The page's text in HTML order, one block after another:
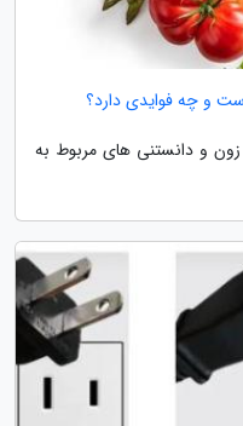
و چه فوایدی دارد؟
زون و دانستنی های مربوط به